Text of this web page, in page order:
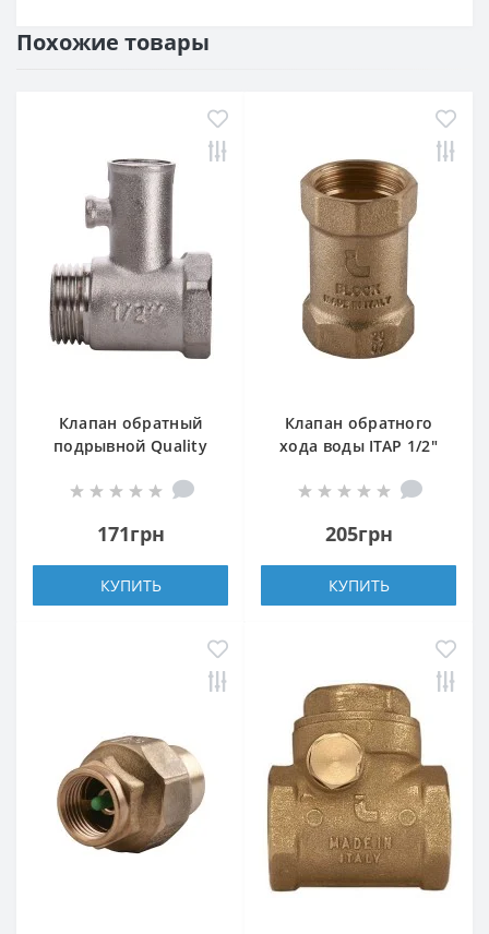
Похожие товары
Клапан обратный
подрывной Quality
HT158
171грн
КУПИТЬ
Клапан обратного
хода воды ITAP 1/2″
205грн
КУПИТЬ